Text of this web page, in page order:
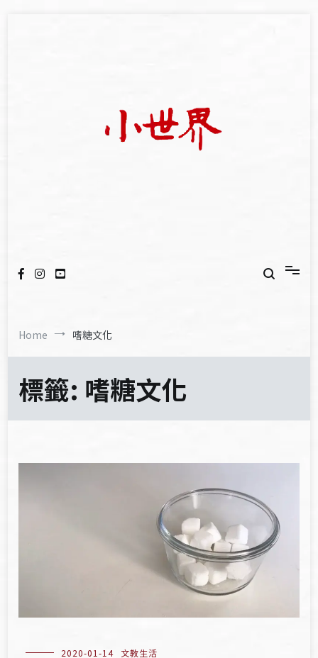
Home 嗜糖文化
標籤: 嗜糖文化
2020-01-14 文教生活